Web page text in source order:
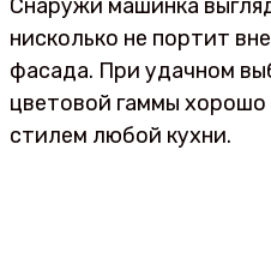
Снаружи машинка
нисколько не портит
фасада. При удачном
цветовой гаммы
стилем любой кухни.